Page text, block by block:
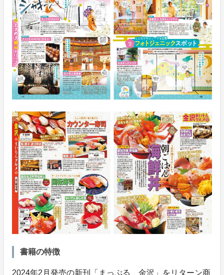
書籍の特徴
2024年2月発売の新刊「まっぷる 金沢」をリターン商